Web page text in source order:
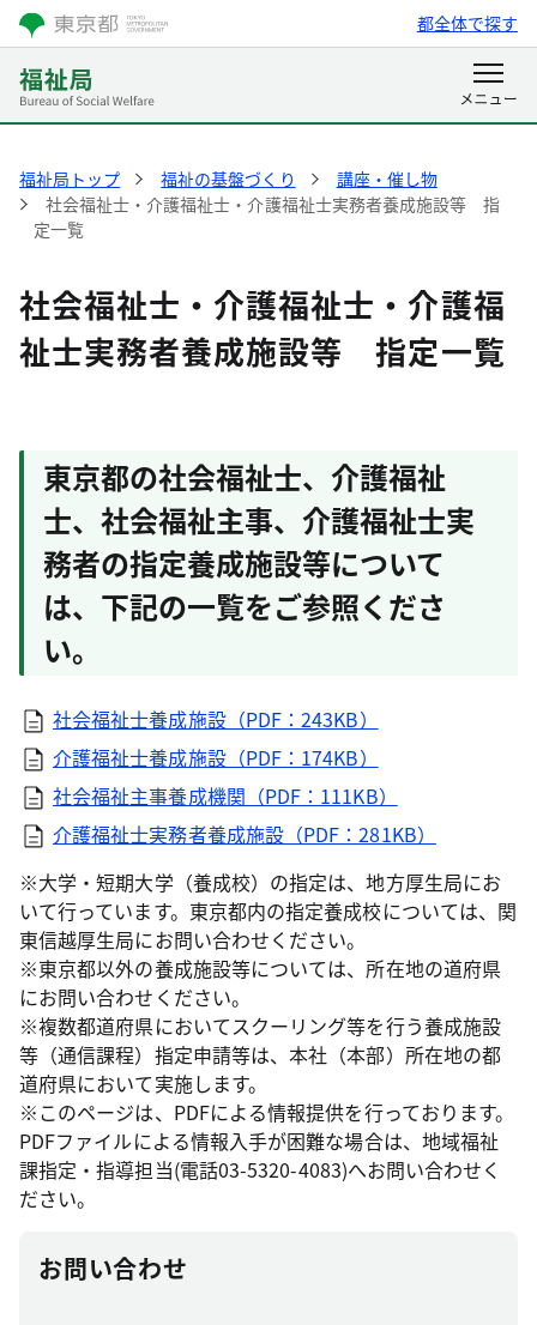
都全体で探す
福祉局トップ 福祉の基盤づくり
講座・催し物
社会福祉士・介護福祉士・介護福祉士実務者養成施設等 指
定一覧
社会福祉士・介護福祉士・介護福
祉士実務者養成施設等 指定一覧
東京都の社会福祉士、介護福祉
士、社会福祉主事、介護福祉士実
務者の指定養成施設等について
は、下記の一覧をご参照くださ
い。
社会福祉士養成施設（PDF：243KB）
介護福祉士養成施設（PDF：174KB）
社会福祉主事養成機関（PDF：111KB）
介護福祉士実務者養成施設（PDF：281KB）
※大学・短期大学（養成校）の指定は、地方厚生局にお
いて行っています。東京都内の指定養成校については、関
東信越厚生局にお問い合わせください。
※東京都以外の養成施設等については、所在地の道府県
にお問い合わせください。
※複数都道府県においてスクーリング等を行う養成施設
等（通信課程）指定申請等は、本社（本部）所在地の都
道府県において実施します。
※このページは、PDFによる情報提供を行っております。
PDFファイルによる情報入手が困難な場合は、地域福祉
課指定・指導担当(電話03-5320-4083)へお問い合わせく
ださい。
お問い合わせ